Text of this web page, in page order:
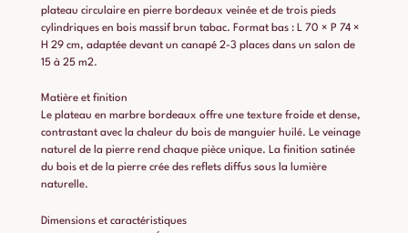
plateau circulaire en pierre bordeaux veinée et de trois pieds
cylindriques en bois massif brun tabac. Format bas : L 70 × P 74 ×
H 29 cm, adaptée devant un canapé 2-3 places dans un salon de
15 à 25 m2.
Matière et finition
Le plateau en marbre bordeaux offre une texture froide et dense,
contrastant avec la chaleur du bois de manguier huilé. Le veinage
naturel de la pierre rend chaque pièce unique. La finition satinée
du bois et de la pierre crée des reflets diffus sous la lumière
naturelle.
Dimensions et caractéristiques